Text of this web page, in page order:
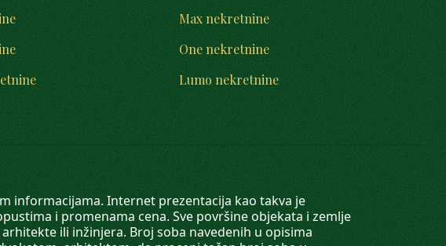
informacijama. Internet prezentacija kao takva je
i promenama cena. Sve površine objekata i zemlje
ili inžinjera. Broj soba navedenih u opisima
Max nekretnine
One nekretnine
Lumo nekretnine